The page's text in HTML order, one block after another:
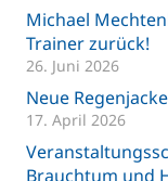
Michael
Trainer zurück!
26. Juni 2026
Neue
17. April 2026
Brauchtum und